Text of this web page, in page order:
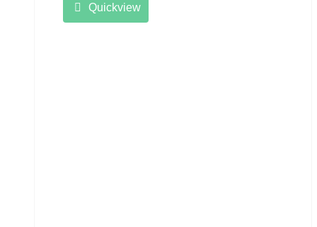
Quickview